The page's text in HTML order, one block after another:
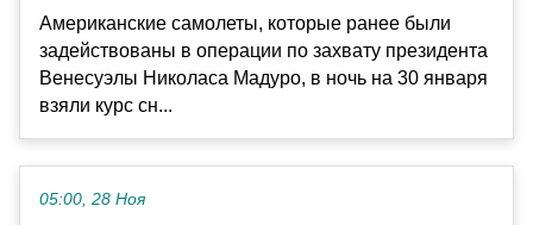
Американские самолеты, которые ранее были
задействованы в операции по захвату президента
Венесуэлы Николаса Мадуро, в ночь на 30 января
взяли курс сн...
05:00, 28 Ноя